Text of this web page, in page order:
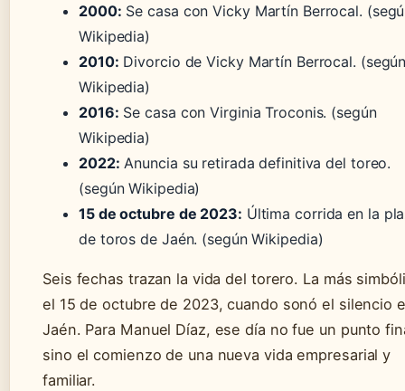
2000: Se casa con Vicky Martín Berrocal.
Wikipedia)
2010: Divorcio de Vicky Martín Berrocal.
Wikipedia)
2016: Se casa con Virginia Troconis. (según
Wikipedia)
2022: Anuncia su retirada definitiva del toreo.
(según Wikipedia)
15 de octubre de 2023: Última corrida en la
de toros de Jaén. (según Wikipedia)
Seis fechas trazan la vida del torero. La más
el 15 de octubre de 2023, cuando sonó el silencio
Jaén. Para Manuel Díaz, ese día no fue un punto
sino el comienzo de una nueva vida empresarial y
familiar.